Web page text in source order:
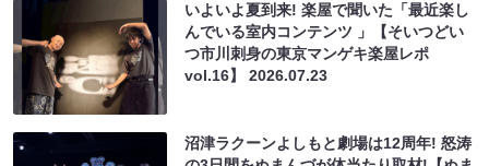
いよいよ夏到来! 楽屋で聞いた「最近楽し
んでいる室内コンテンツ 」【そいつどい
つ市川刺身の東京マンゲキ楽屋レポ
vol.16】2026.07.23
沼津ラクーンよしもと劇場は12周年! 怒涛